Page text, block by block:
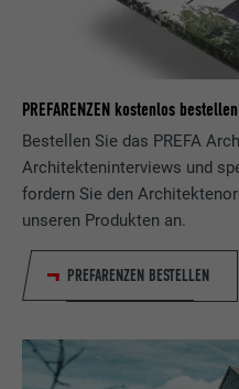
PREFARENZEN kostenlos bestellen
Bestellen Sie das PREFA
Architekteninterviews und
fordern Sie den
unseren Produkten an.
PREFARENZEN BESTELLEN